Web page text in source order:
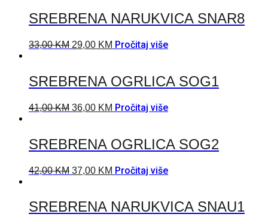
SREBRENA NARUKVICA SNAR8
33,00KM 29,00 KM Pročitaj više
SREBRENA OGRLICA SOG1
41,00KM 36,00 KM Pročitaj više
SREBRENA OGRLICA SOG2
42,00KM 37,00 KM Pročitaj više
SREBRENA NARUKVICA SNAU1